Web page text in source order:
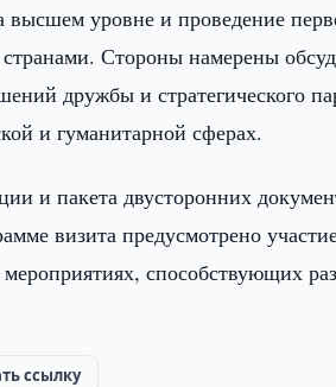
уровне и проведение
странами. Стороны намерены
дружбы и стратегического
и гуманитарной сферах.
и пакета двусторонних
визита предусмотрено
способствующих
ссылку